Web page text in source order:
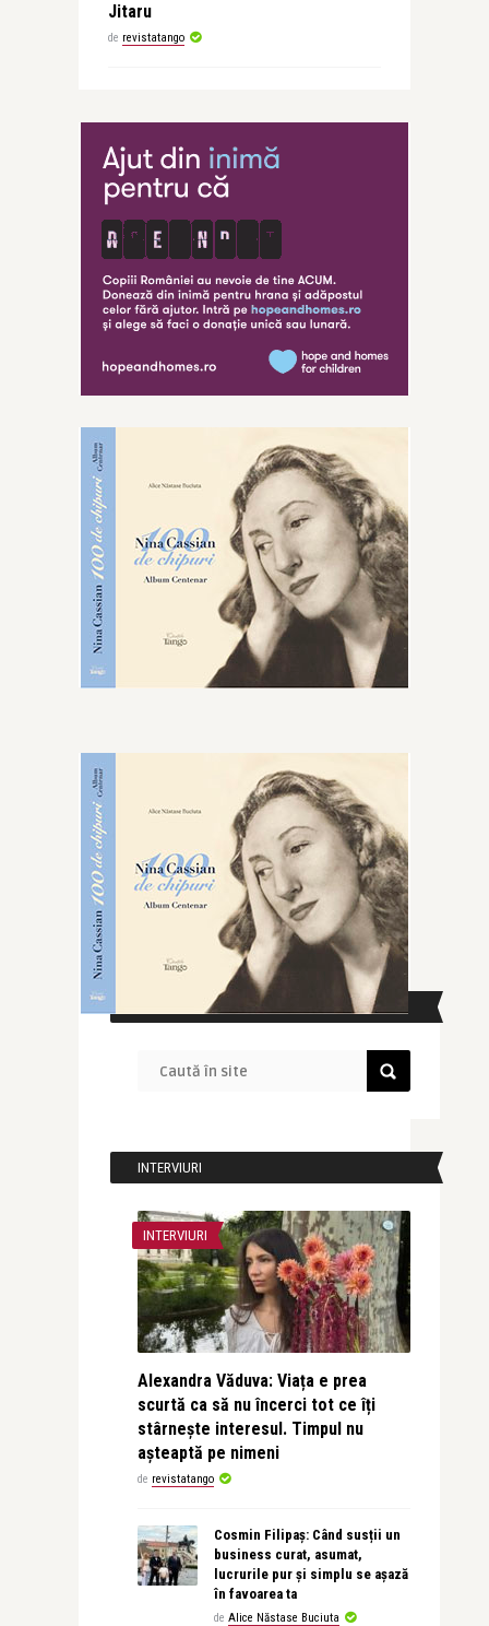
Jitaru
de revistatango
CAUTĂ ÎN SITE
INTERVIURI
INTERVIURI
Alexandra Văduva: Viața e prea
scurtă ca să nu încerci tot ce îți
stârnește interesul. Timpul nu
așteaptă pe nimeni
de revistatango
Cosmin Filipaș: Când susții un
business curat, asumat,
lucrurile pur și simplu se așază
în favoarea ta
de Alice Năstase Buciuta